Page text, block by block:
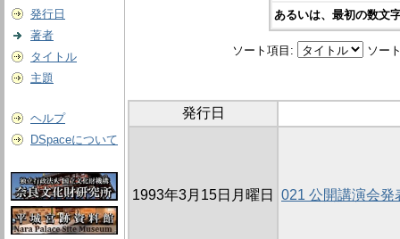
発行日
著者
タイトル
主題
ヘルプ
DSpaceについて
あるいは、最初の数文
ソート項目: ソー
発行日
1993年3月15日月曜日 021 公開講演会発